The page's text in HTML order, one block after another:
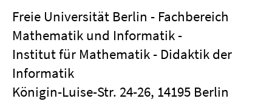
Freie Universität Berlin - Fachbereich
Mathematik und Informatik -
Institut für Mathematik - Didaktik der
Informatik
Königin-Luise-Str. 24-26, 14195 Berlin